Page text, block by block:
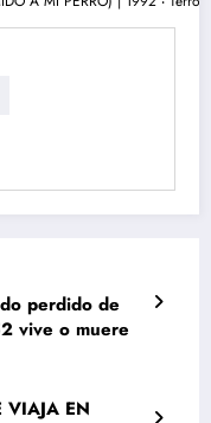
perdido de
vive o muere
VIAJA EN